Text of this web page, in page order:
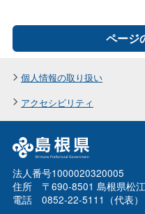
ページ
個人情報の取り扱い
アクセシビリティ
法人番号1000020320005
住所 〒690-8501 島根県松
電話 0852-22-5111（代表）